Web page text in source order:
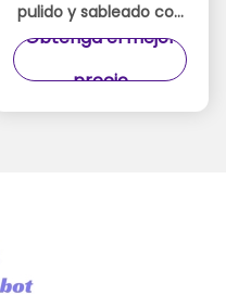
pulido y sableado con
acabado de espejo
Obtenga el mejor
precio